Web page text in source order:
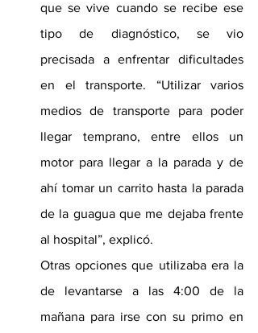
que se vive cuando se recibe ese
tipo de diagnóstico, se vio
precisada a enfrentar dificultades
en el transporte. “Utilizar varios
medios de transporte para poder
llegar temprano, entre ellos un
motor para llegar a la parada y de
ahí tomar un carrito hasta la parada
de la guagua que me dejaba frente
al hospital”, explicó.
Otras opciones que utilizaba era la
de levantarse a las 4:00 de la
mañana para irse con su primo en